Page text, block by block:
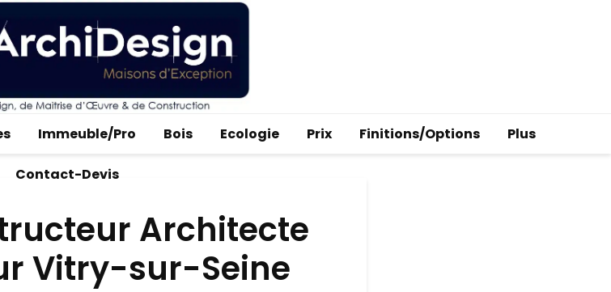
Immeuble/Pro Bois Ecologie Prix Finitions/Options Plus
Contact-Devis
Architecte
Vitry-sur-Seine